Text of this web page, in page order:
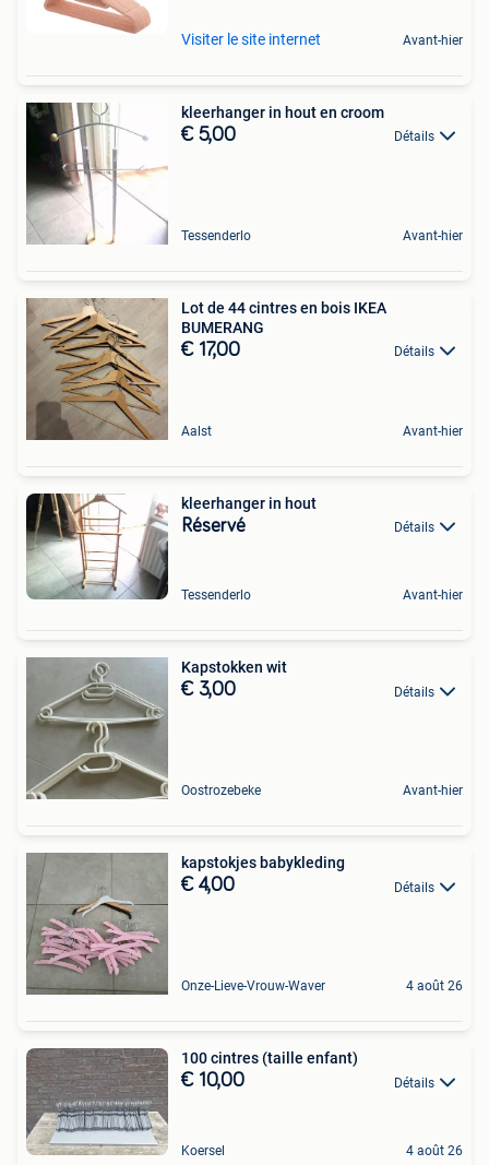
Visiter le site internet Avant-hier
kleerhanger in hout en croom
€ 5,00 Détails
Tessenderlo Avant-hier
Lot de 44 cintres en bois IKEA
BUMERANG
€ 17,00 Détails
Aalst Avant-hier
kleerhanger in hout
Réservé Détails
Tessenderlo Avant-hier
Kapstokken wit
€ 3,00 Détails
Oostrozebeke Avant-hier
kapstokjes babykleding
€ 4,00 Détails
Onze-Lieve-Vrouw-Waver 4 août 26
100 cintres (taille enfant)
€ 10,00 Détails
Koersel 4 août 26